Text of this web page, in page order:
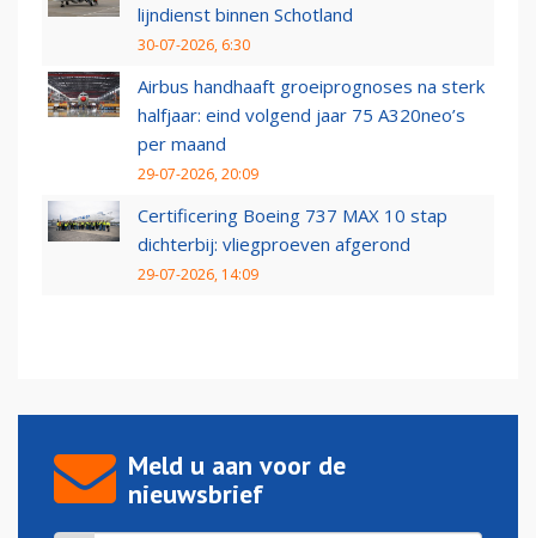
lijndienst binnen Schotland
30-07-2026, 6:30
Airbus handhaaft groeiprognoses na sterk
halfjaar: eind volgend jaar 75 A320neo’s
per maand
29-07-2026, 20:09
Certificering Boeing 737 MAX 10 stap
dichterbij: vliegproeven afgerond
29-07-2026, 14:09
Meld u aan voor de
nieuwsbrief